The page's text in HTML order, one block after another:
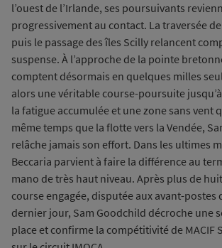
l’ouest de l’Irlande, ses poursuivants
progressivement au contact. La traversée
puis le passage des îles Scilly relancent
suspense. À l’approche de la pointe
comptent désormais en quelques milles
alors une véritable course-poursuite
la fatigue accumulée et une zone sans vent
même temps que la flotte vers la Vendée,
relâche jamais son effort. Dans les ultimes
Beccaria parvient à faire la différence au
mano de très haut niveau. Après plus de
course engagée, disputée aux avant-postes
dernier jour, Sam Goodchild décroche une
place et confirme la compétitivité de MACIF